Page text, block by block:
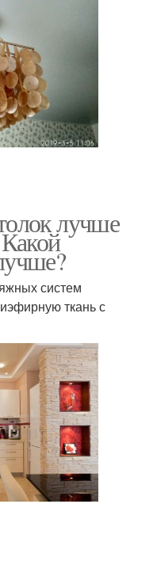
лучше
систем
ткань с